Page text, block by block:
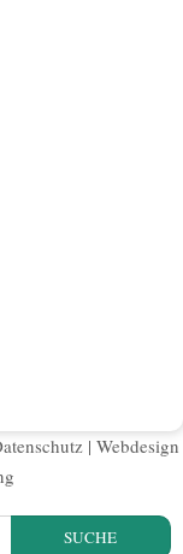
| Webdesign
SUCHE